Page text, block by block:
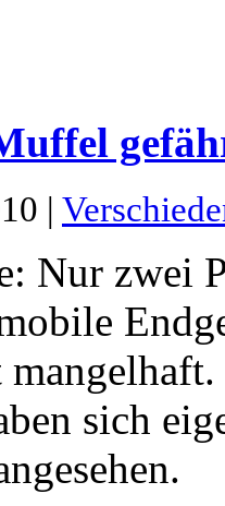
|
Nur zwei
sich